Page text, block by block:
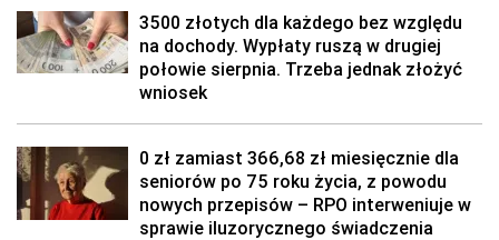
3500 złotych dla każdego bez względu
na dochody. Wypłaty ruszą w drugiej
połowie sierpnia. Trzeba jednak złożyć
wniosek
0 zł zamiast 366,68 zł miesięcznie dla
seniorów po 75 roku życia, z powodu
nowych przepisów – RPO interweniuje w
sprawie iluzorycznego świadczenia